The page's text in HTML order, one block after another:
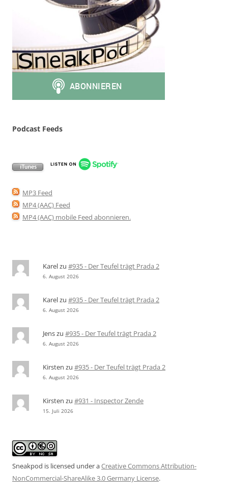
Podcast Feeds
MP3 Feed
MP4 (AAC) Feed
MP4 (AAC) mobile Feed abonnieren.
Karelzu #935 - Der Teufel trägt Prada 2
6. August 2026
Karelzu #935 - Der Teufel trägt Prada 2
6. August 2026
Jenszu #935 - Der Teufel trägt Prada 2
6. August 2026
Kirsten zu #935 - Der Teufel trägt Prada 2
6. August 2026
Kirsten zu #931 - Inspector Zende
15. Juli 2026
Sneakpod is licensed under aCreative Commons Attribution-
NonCommercial-ShareAlike 3.0 Germany License.